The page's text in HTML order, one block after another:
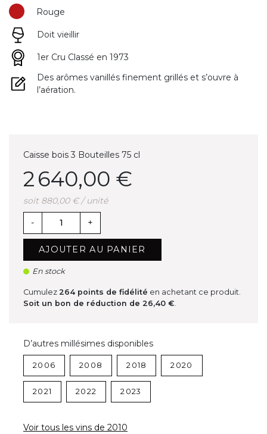
Rouge
Doit vieillir
1er Cru Classé en 1973
Des arômes vanillés finement grillés et s’ouvre à
l’aération.
Caisse bois 3 Bouteilles 75 cl
2 640,00 €
soit 880,00 € / unité
- +
AJOUTER AU PANIER
En stock
Cumulez 264points de fidélité en achetant ce produit.
Soit un bon de réduction de 26,40 €.
D’autres millésimes disponibles
2006 2008 2018 2020
2021 2022 2023
Voir tous les vins de 2010